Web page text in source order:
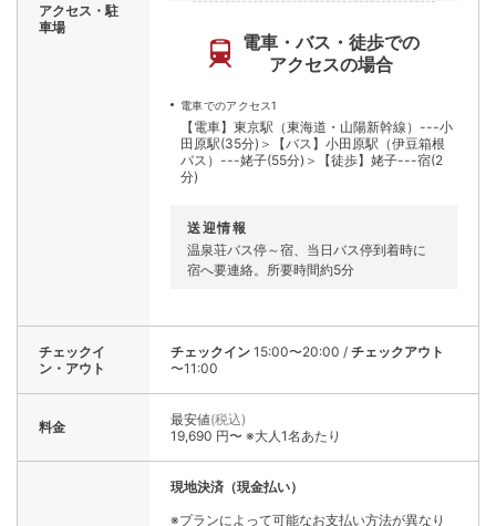
アクセス・駐
車場
電車・バス・徒歩での
アクセスの場合
電車でのアクセス1
【電車】東京駅（東海道・山陽新幹線）---小
田原駅(35分)＞【バス】小田原駅（伊豆箱根
バス）---姥子(55分)＞【徒歩】姥子---宿(2
分)
送迎情報
温泉荘バス停～宿、当日バス停到着時に
宿へ要連絡。所要時間約5分
チェックイ
ン・アウト
チェックイン 15:00〜20:00 / チェックアウト
〜11:00
料金 最安値(税込)
19,690 円〜 ※大人1名あたり
現地決済（現金払い）
※プランによって可能なお支払い方法が異なり